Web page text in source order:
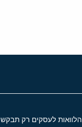
הלוואות לעסקים רק תבקש